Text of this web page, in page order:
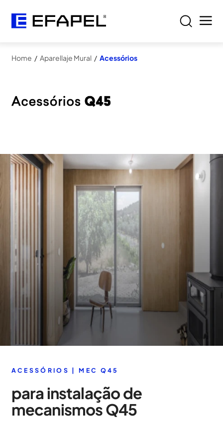
Home / Aparellaje Mural / Acessórios
ACESSÓRIOS | MEC Q45
para instalação de
mecanismos Q45